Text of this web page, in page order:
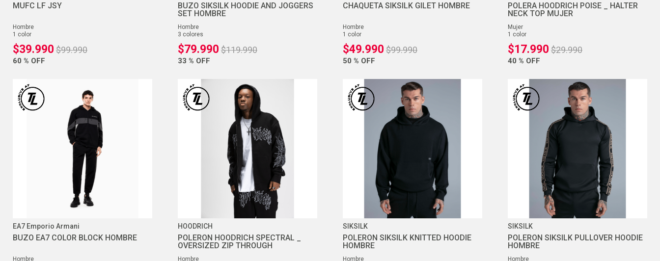
MUFC LF JSY
hombre
1 color
$39.990 $99.990
60 % OFF
BUZO SIKSILK HOODIE AND JOGGERS
SET HOMBRE
hombre
3 colores
$79.990 $119.990
33 % OFF
CHAQUETA SIKSILK GILET HOMBRE
hombre
1 color
$49.990 $99.990
50 % OFF
POLERA HOODRICH POISE _ HALTER
NECK TOP MUJER
mujer
1 color
$17.990 $29.990
40 % OFF
EA7 Emporio Armani
BUZO EA7 COLOR BLOCK HOMBRE
hombre
HOODRICH
POLERON HOODRICH SPECTRAL _
OVERSIZED ZIP THROUGH
hombre
SIKSILK
POLERON SIKSILK KNITTED HOODIE
HOMBRE
hombre
SIKSILK
POLERON SIKSILK PULLOVER HOODIE
HOMBRE
hombre